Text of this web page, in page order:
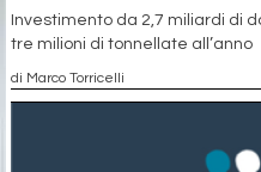
Investimento da 2,7 miliardi di
tre milioni di tonnellate all’anno
di Marco Torricelli